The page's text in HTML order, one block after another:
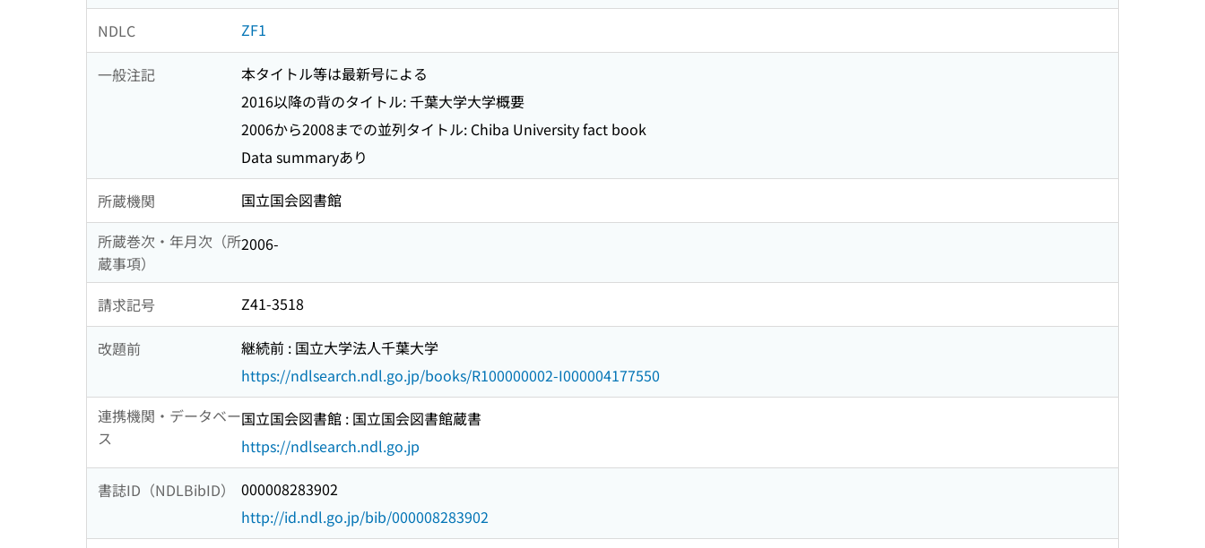
NDLC ZF1
一般注記
本タイトル等は最新号による
2016以降の背のタイトル: 千葉大学大学概要
2006から2008までの並列タイトル: Chiba University fact book
Data summaryあり
所蔵機関
国立国会図書館
所蔵巻次・年月次（所
蔵事項）
2006-
請求記号 Z41-3518
改題前
継続前 : 国立大学法人千葉大学
https://ndlsearch.ndl.go.jp/books/R100000002-I000004177550
連携機関・データベー
ス
国立国会図書館 : 国立国会図書館蔵書
https://ndlsearch.ndl.go.jp
書誌ID（NDLBibID）
000008283902
http://id.ndl.go.jp/bib/000008283902